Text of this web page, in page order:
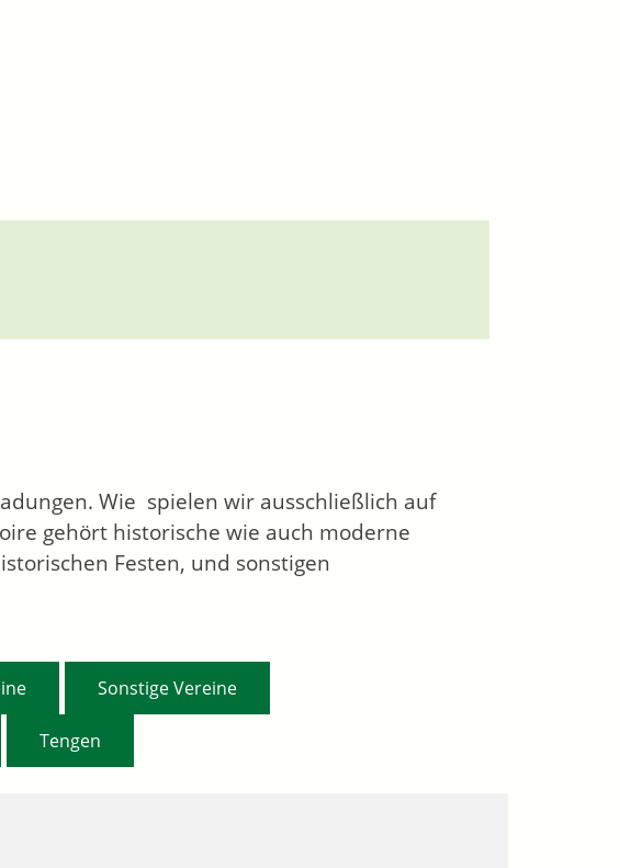
Wie spielen wir ausschließlich auf
gehört historische wie auch moderne
Festen, und sonstigen
Sonstige Vereine
Tengen